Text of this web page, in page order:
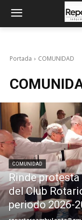
Portada COMUNIDAD
COMUNIDAD
Rinde
del Club
periodo 2026-